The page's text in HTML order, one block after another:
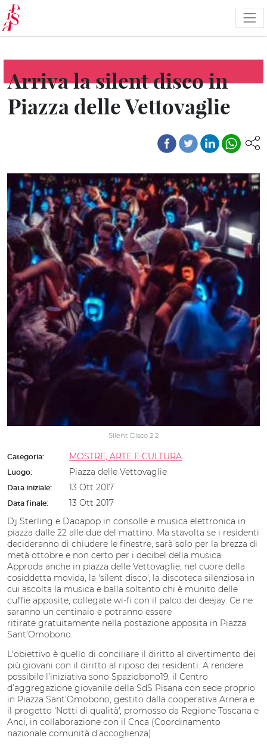
Salta
al
contenuto
principale
Arriva la silent disco in
Piazza delle Vettovaglie
Silent Disco 2 2
Categoria: MOSTRE, ARTE E CULTURA
Luogo: Piazza delle Vettovaglie
Data iniziale: 13 Ott 2017
Data finale:
13 Ott 2017
Dj Sterling e Dadapop in consolle e musica elettronica in
piazza dalle 22 alle due del mattino. Ma stavolta se i residenti
decideranno di chiudere le finestre, sarà solo per la brezza di
metà ottobre e non certo per i decibel della musica.
Approda anche in piazza delle Vettovaglie, nel cuore della
cosiddetta movida, la 'silent disco', la discoteca silenziosa in
cui ascolta la musica e balla soltanto chi è munito delle
cuffie apposite, collegate wi-fi con il palco dei deejay. Ce ne
saranno un centinaio e potranno essere
ritirate gratuitamente nella postazione apposita in Piazza
Sant’Omobono.
L'obiettivo è quello di conciliare il diritto al divertimento dei
più giovani con il diritto al riposo dei residenti. A rendere
possibile l’iniziativa sono Spaziobono19, il Centro
d’aggregazione giovanile della SdS Pisana con sede proprio
in Piazza Sant’Omobono, gestito dalla cooperativa Arnera e
il progetto 'Notti di qualità', promosso da Regione Toscana e
Anci, in collaborazione con il Cnca (Coordinamento
nazionale comunità d’accoglienza).